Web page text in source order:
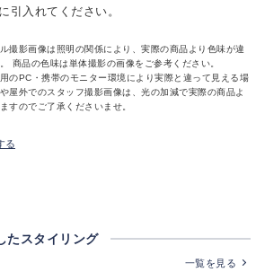
引入れてください。
撮影画像は照明の関係により、実際の商品より色味が違
商品の色味は単体撮影の画像をご参考ください。
のPC・携帯のモニター環境により実際と違って見える場
屋外でのスタッフ撮影画像は、光の加減で実際の商品よ
すのでご了承くださいませ。
る
たスタイリング
一覧を見る